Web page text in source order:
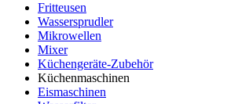
Fritteusen
Wassersprudler
Mikrowellen
Mixer
Küchengeräte-Zubehör
Küchenmaschinen
Eismaschinen